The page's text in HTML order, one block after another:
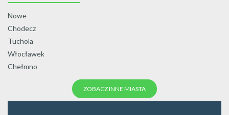
Nowe
Chodecz
Tuchola
Włocławek
Chełmno
ZOBACZ INNE MIASTA